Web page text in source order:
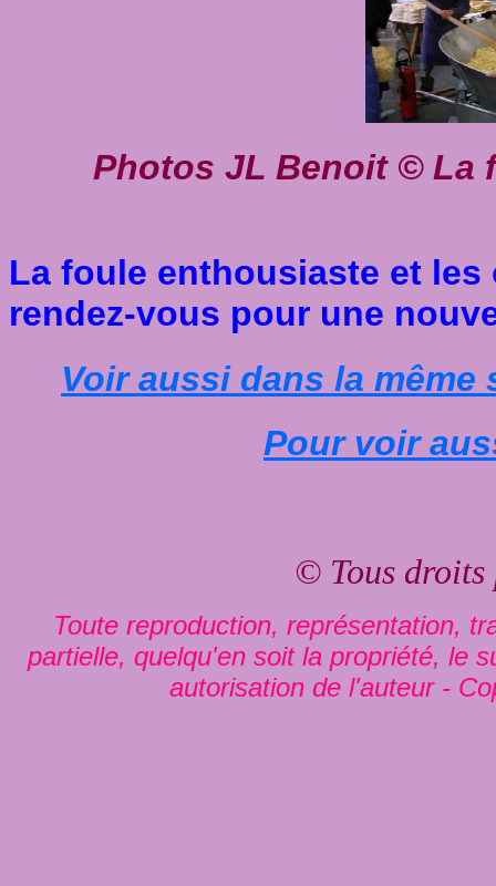
Photos JL Benoit © La
La foule enthousiaste et
rendez-vous pour une
Voir aussi dans la
Pour voir
© Tous droits
Toute reproduction, représentation,
partielle, quelqu'en soit la propriété, le
autorisation de l'auteur -